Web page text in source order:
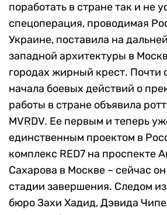
поработать в стране так и не
спецоперация, проводимая
Украине, поставила на
западной архитектуры в
городах жирный крест. Почти
начала боевых действий о
работы в стране объявила
MVRDV. Ее первым и теперь
единственным проектом в
комплекс RED7 на проспекте
Сахарова в Москве – сейчас
стадии завершения. Следом
бюро Захи Хадид, Дэвида